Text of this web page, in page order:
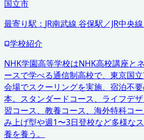
国立市
最寄り駅： JR南武線 谷保駅／JR中央
学校紹介
NHK学園高等学校はNHK高校講座と
ースで学べる通信制高校で、東京国
会場でスクーリングを実施、宿泊不
本。スタンダードコース、ライフデ
習コース、教養コース、海外特科コ
み上げ型や週1〜3日登校など多様な
養を養う。